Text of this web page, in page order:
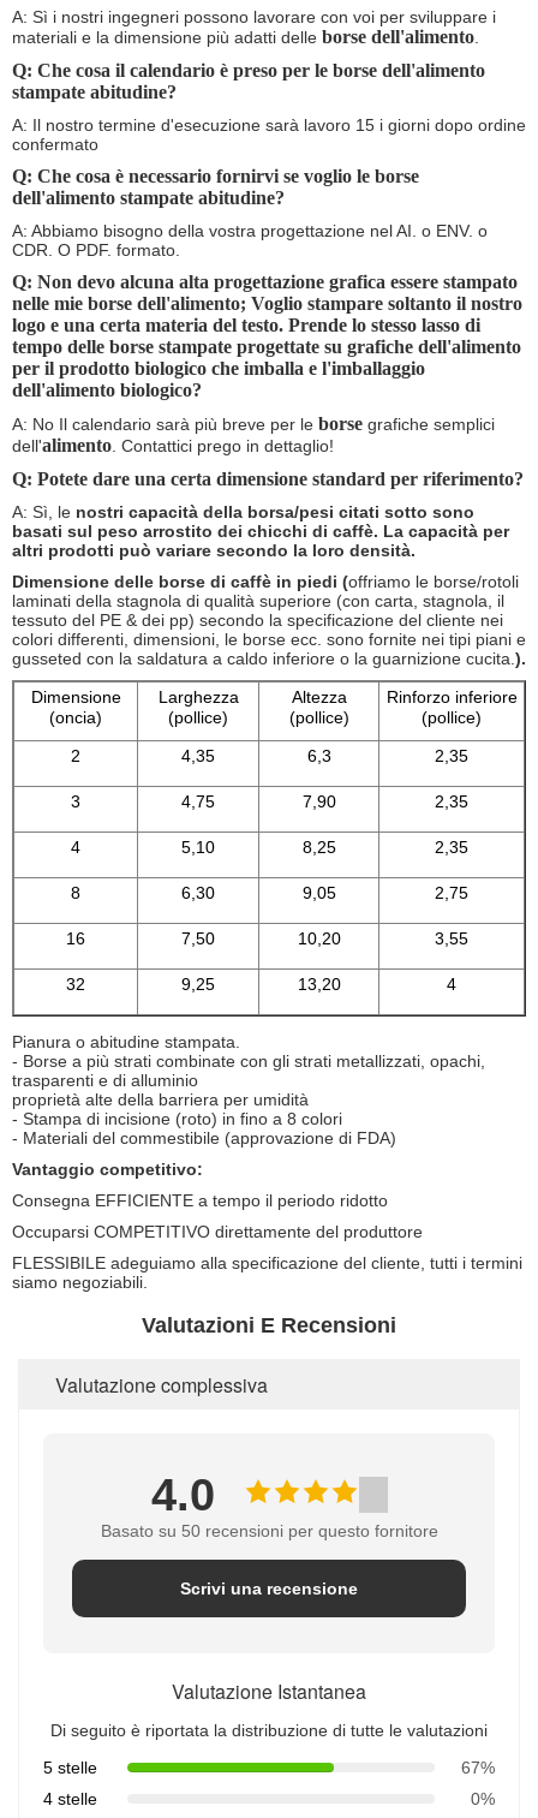
A: Sì i nostri ingegneri possono lavorare con voi per sviluppare i
materiali e la dimensione più adatti delle borse dell'alimento
Q: Che cosa il calendario è preso per le borse dell'alimento
stampate abitudine?
A: Il nostro termine d'esecuzione sarà lavoro 15 i giorni dopo ordine
confermato
Q: Che cosa è necessario fornirvi se voglio le borse
dell'alimento stampate abitudine?
A: Abbiamo bisogno della vostra progettazione nel AI. o ENV. o
CDR. O PDF. formato.
Q: Non devo alcuna alta progettazione grafica essere stampato
nelle mie borse dell'alimento; Voglio stampare soltanto il nostro
logo e una certa materia del testo. Prende lo stesso lasso di
tempo delle borse stampate progettate su grafiche dell'alimento
per il prodotto biologico che imballa e l'imballaggio
dell'alimento biologico?
A: No Il calendario sarà più breve per le borse grafiche semplici
dell'alimento . Contattici prego in dettaglio!
Q: Potete dare una certa dimensione standard per riferimento?
A: Sì, le nostri capacità della borsa/pesi citati sotto sono
basati sul peso arrostito dei chicchi di caffè. La capacità per
altri prodotti può variare secondo la loro densità.
Dimensione delle borse di caffè in piedi (offriamo le borse/rotoli
laminati della stagnola di qualità superiore (con carta, stagnola, il
tessuto del PE & dei pp) secondo la specificazione del cliente nei
colori differenti, dimensioni, le borse ecc. sono fornite nei tipi piani e
gusseted con la saldatura a caldo inferiore o la guarnizione cucita. ).
Dimensione
(oncia)
Larghezza
(pollice)
Altezza
(pollice)
Rinforzo inferiore
(pollice)
2
4,35 6,3 2,35
3 4,75 7,90 2,35
4 5,10 8,25 2,35
8 6,30 9,05 2,75
16 7,50 10,20 3,55
32 9,25 13,20 4
Pianura o abitudine stampata.
- Borse a più strati combinate con gli strati metallizzati, opachi,
trasparenti e di alluminio
proprietà alte della barriera per umidità
- Stampa di incisione (roto) in fino a 8 colori
- Materiali del commestibile (approvazione di FDA)
Vantaggio competitivo:
Consegna EFFICIENTE a tempo il periodo ridotto
Occuparsi COMPETITIVO direttamente del produttore
FLESSIBILE adeguiamo alla specificazione del cliente, tutti i termini
siamo negoziabili.
Valutazioni E Recensioni
Valutazione complessiva
4.0
Basato su 50 recensioni per questo fornitore
Scrivi una recensione
Valutazione Istantanea
Di seguito è riportata la distribuzione di tutte le valutazioni
5 stelle
67%
4 stelle
0%